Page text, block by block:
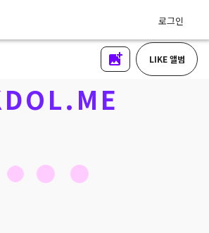
로그인
LIKE 앨범